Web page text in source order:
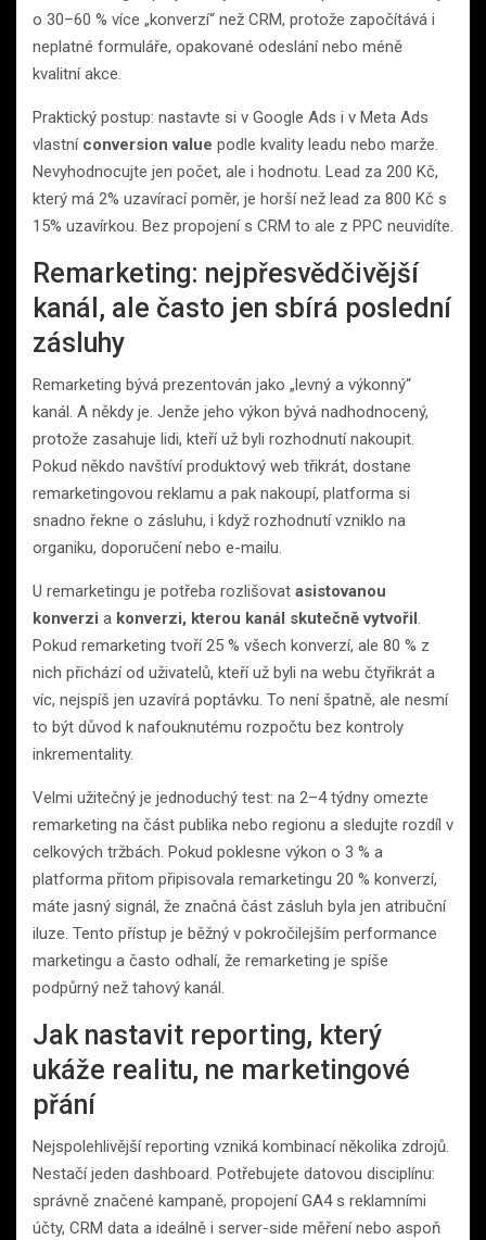
o 30–60 % více „konverzí“ než CRM, protože započítává i
neplatné formuláře, opakované odeslání nebo méně
kvalitní akce.
Praktický postup: nastavte si v Google Ads i v Meta Ads
vlastní conversion value podle kvality leadu nebo marže.
Nevyhodnocujte jen počet, ale i hodnotu. Lead za 200 Kč,
který má 2% uzavírací poměr, je horší než lead za 800 Kč s
15% uzavírkou. Bez propojení s CRM to ale z PPC neuvidíte.
Remarketing: nejpřesvědčivější
kanál, ale často jen sbírá poslední
zásluhy
Remarketing bývá prezentován jako „levný a výkonný“
kanál. A někdy je. Jenže jeho výkon bývá nadhodnocený,
protože zasahuje lidi, kteří už byli rozhodnutí nakoupit.
Pokud někdo navštíví produktový web třikrát, dostane
remarketingovou reklamu a pak nakoupí, platforma si
snadno řekne o zásluhu, i když rozhodnutí vzniklo na
organiku, doporučení nebo e-mailu.
U remarketingu je potřeba rozlišovat asistovanou
konverzi a konverzi, kterou kanál skutečně vytvořil
Pokud remarketing tvoří 25 % všech konverzí, ale 80 % z
nich přichází od uživatelů, kteří už byli na webu čtyřikrát a
víc, nejspíš jen uzavírá poptávku. To není špatně, ale nesmí
to být důvod k nafouknutému rozpočtu bez kontroly
inkrementality.
Velmi užitečný je jednoduchý test: na 2–4 týdny omezte
remarketing na část publika nebo regionu a sledujte rozdíl v
celkových tržbách. Pokud poklesne výkon o 3 % a
platforma přitom připisovala remarketingu 20 % konverzí,
máte jasný signál, že značná část zásluh byla jen atribuční
iluze. Tento přístup je běžný v pokročilejším performance
marketingu a často odhalí, že remarketing je spíše
podpůrný než tahový kanál.
Jak nastavit reporting, který
ukáže realitu, ne marketingové
přání
Nejspolehlivější reporting vzniká kombinací několika zdrojů.
Nestačí jeden dashboard. Potřebujete datovou disciplínu:
správně značené kampaně, propojení GA4 s reklamními
účty, CRM data a ideálně i server-side měření nebo aspoň